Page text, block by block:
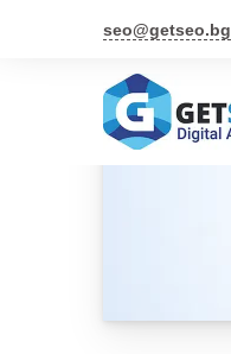
seo@getseo.bg